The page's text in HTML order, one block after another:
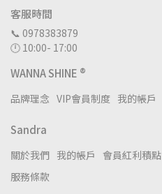
客服時間
📞 0978383879
🕛 10:00- 17:00
WANNA SHINE ®
品牌理念 VIP會員制度 我的帳戶
Sandra
關於我們 我的帳戶 會員紅利積點
服務條款